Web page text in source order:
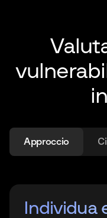
Approccio
Risultati
Individua
Servizi di
Risultati
Individua